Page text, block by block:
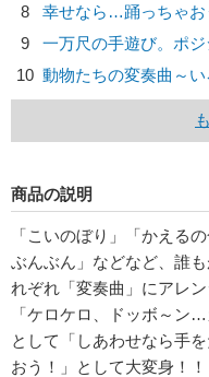
8
幸せなら…踊っちゃお
9
一万尺の手遊び。ポ
10 動物たちの変奏曲～
商品の説明
「こいのぼり」「かえる
ぶんぶん」などなど、誰
れぞれ「変奏曲」にアレ
「ケロケロ、ドッボ～ン
として「しあわせなら手
おう！」として大変身！